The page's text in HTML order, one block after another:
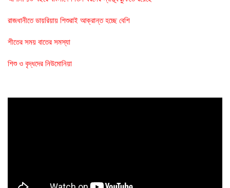
রাজধানীতে ডায়রিয়ায় শিশুরাই আক্রান্ত হচ্ছে বেশি
শীতের সময় বাতের সমস্যা
শিশু ও বৃদ্ধদের নিউমোনিয়া